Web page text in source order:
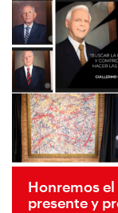
Honremos
presente y